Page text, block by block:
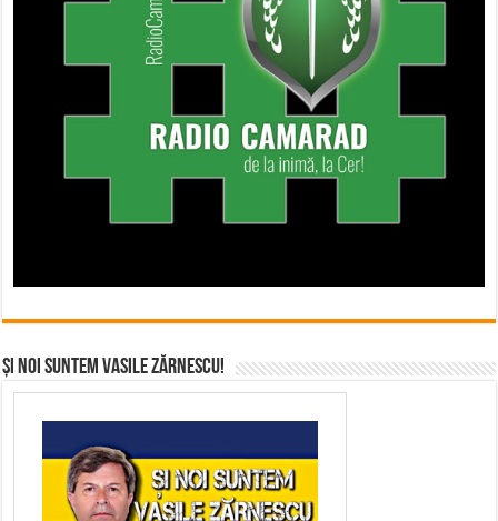
Și noi suntem Vasile Zărnescu!